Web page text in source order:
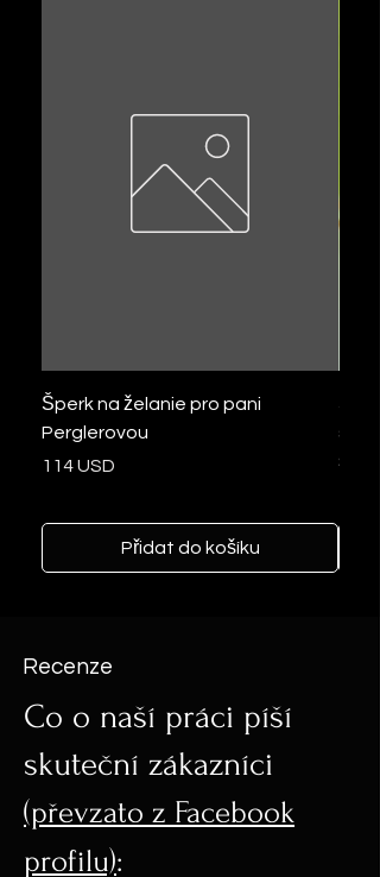
Recenze
Co o naší práci píší
skuteční zákazníci
(převzato z Facebook
profilu):
Šperk na želanie pro pani
Perglerovou
Cena
114 USD
Přidat do košíku